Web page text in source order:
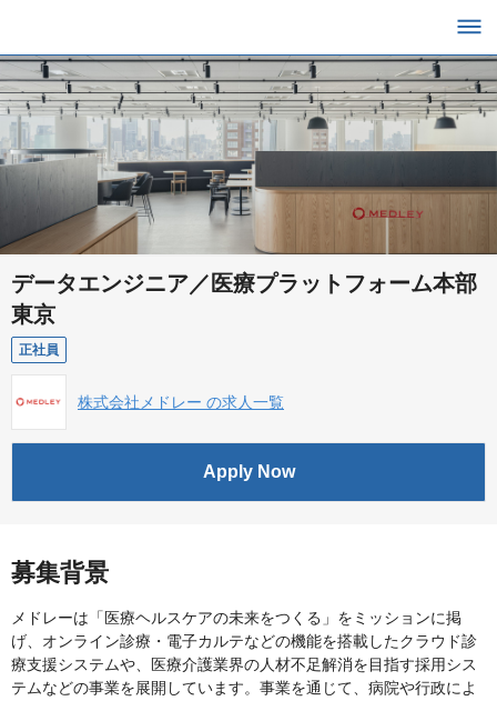
データエンジニア／医療プラットフォーム本部
東京
正社員
株式会社メドレー の求人一覧
Apply Now
募集背景
メドレーは「医療ヘルスケアの未来をつくる」をミッションに掲
げ、オンライン診療・電子カルテなどの機能を搭載したクラウド診
療支援システムや、医療介護業界の人材不足解消を目指す採用シス
テムなどの事業を展開しています。事業を通じて、病院や行政によ